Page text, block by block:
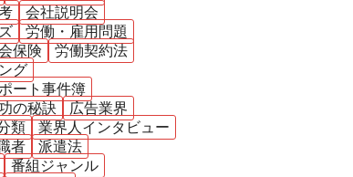
会社説明会
労働・雇用問題
保険
労働契約法
グ
ート事件簿
の秘訣
広告業界
類
業界人インタビュー
者
派遣法
番組ジャンル